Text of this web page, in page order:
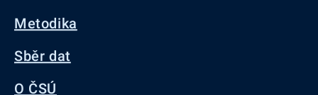
Metodika
Sběr dat
O ČSÚ